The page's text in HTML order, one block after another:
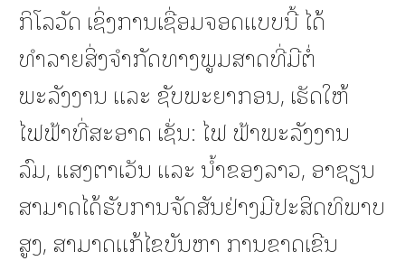
ກິໂລວັດ ເຊິ່ງການເຊື່ອມຈອດແບບນີ້ ໄດ້
ທຳລາຍສິ່ງຈຳກັດທາງພູມສາດທີ່ມີຕໍ່
ພະລັງງານ ແລະ ຊັບພະຍາກອນ, ເຮັດໃຫ້
ໄຟຟ້າທີ່ສະອາດ ເຊັ່ນ: ໄຟ ຟ້າພະລັງງານ
ລົມ, ແສງຕາເວັນ ແລະ ນໍ້າຂອງລາວ, ອາຊຽນ
ສາມາດໄດ້ຮັບການຈັດສັນຢ່າງມີປະສິດທິພາບ
ສູງ, ສາມາດແກ້ໄຂບັນຫາ ການຂາດເຂີນ